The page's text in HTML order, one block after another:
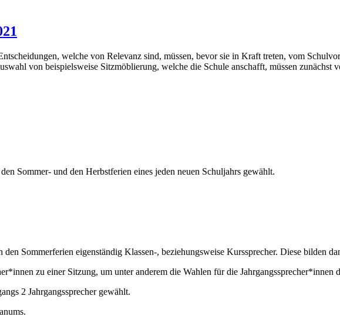
welche von Relevanz sind, müssen, bevor sie in Kraft treten, vom
von beispielsweise Sitzmöblierung, welche die Schule anschafft, müssen zunächst
Sommer- und den Herbstferien eines jeden neuen Schuljahrs gewählt.
Sommerferien eigenständig Klassen-, beziehungsweise Kurssprecher. Diese bilden
zu einer Sitzung, um unter anderem die Wahlen für die Jahrgangssprecher*innen
2 Jahrgangssprecher gewählt.